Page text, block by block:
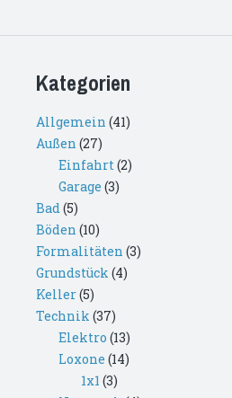
Kategorien
Allgemein (41)
Außen (27)
Einfahrt (2)
Garage (3)
Bad (5)
Böden (10)
Formalitäten (3)
Grundstück (4)
Keller(5)
Technik (37)
Elektro (13)
Loxone (14)
1x1 (3)